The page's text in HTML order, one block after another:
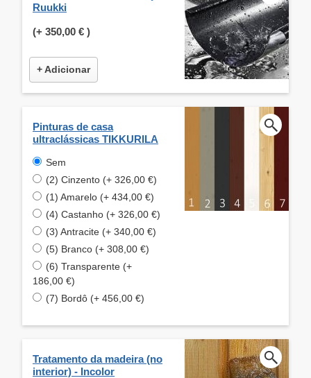
Ruukki
(+ 350,00 € )
+ Adicionar
Pinturas de casa
ultraclássicas TIKKURILA
Sem
(2) Cinzento (+ 326,00 €)
(1) Amarelo (+ 434,00 €)
(4) Castanho (+ 326,00 €)
(3) Antracite (+ 340,00 €)
(5) Branco (+ 308,00 €)
(6) Transparente (+
186,00 €)
(7) Bordô (+ 456,00 €)
Tratamento da madeira (no
interior) - Incolor